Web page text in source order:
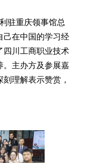
驻重庆领事馆总
己在中国的学习经
四川工商职业技术
。主办方及参展嘉
理解表示赞赏，